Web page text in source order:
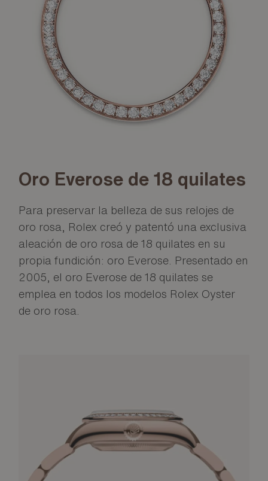
Oro Everose de 18 quilates
Para preservar la belleza de sus relojes de
oro rosa, Rolex creó y patentó una exclusiva
aleación de oro rosa de 18 quilates en su
propia fundición: oro Everose. Presentado en
2005, el oro Everose de 18 quilates se
emplea en todos los modelos Rolex Oyster
de oro rosa.